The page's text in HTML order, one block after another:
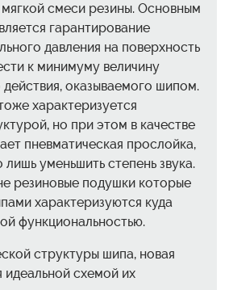
мягкой смеси резины. Основным
гарантирование
давления на поверхность
к минимуму величину
оказываемого шипом.
характеризуется
но при этом в качестве
пневматическая прослойка,
уменьшить степень звука.
резиновые подушки которые
характеризуются куда
функциональностью.
структуры шипа, новая
идеальной схемой их